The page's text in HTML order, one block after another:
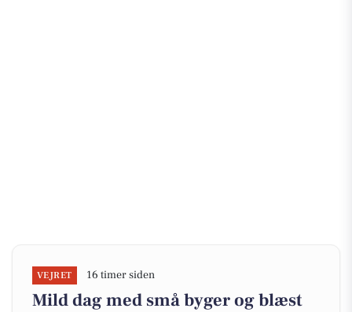
VEJRET 16 timer siden
Mild dag med små byger og blæst